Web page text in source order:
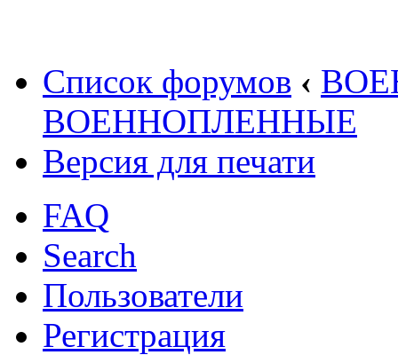
Список форумов ‹
ВОЕННОПЛЕННЫЕ
Версия для печати
FAQ
Search
Пользователи
Регистрация